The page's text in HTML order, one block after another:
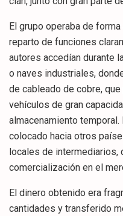
El grupo operaba de
reparto de funciones
autores accedían durante
o naves industriales,
de cableado de cobre,
vehículos de gran
almacenamiento
colocado hacia otros
locales de intermediarios,
comercialización en el
El dinero obtenido era
cantidades y transferido